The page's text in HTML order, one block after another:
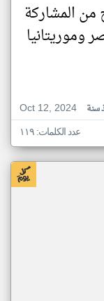
المشاركة
وموريتانيا
Oct 12, 2024
سنة
عدد الكلمات: ١١٩